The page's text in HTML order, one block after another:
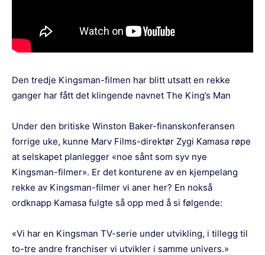
Den tredje Kingsman-filmen har blitt utsatt en rekke
ganger har fått det klingende navnet The King’s Man
Under den britiske Winston Baker-finanskonferansen
forrige uke, kunne Marv Films-direktør Zygi Kamasa røpe
at selskapet planlegger «noe sånt som syv nye
Kingsman-filmer». Er det konturene av en kjempelang
rekke av Kingsman-filmer vi aner her? En nokså
ordknapp Kamasa fulgte så opp med å si følgende:
«Vi har en Kingsman TV-serie under utvikling, i tillegg til
to-tre andre franchiser vi utvikler i samme univers.»